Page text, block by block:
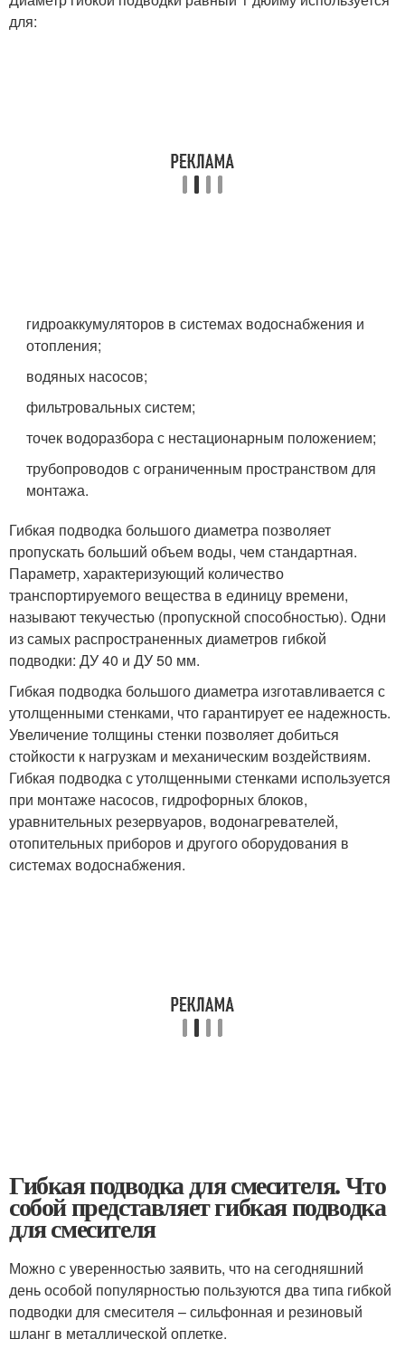
для:
гидроаккумуляторов в системах водоснабжения и
отопления;
водяных насосов;
фильтровальных систем;
точек водоразбора с нестационарным положением;
трубопроводов с ограниченным пространством для
монтажа.
Гибкая подводка большого диаметра позволяет
пропускать больший объем воды, чем стандартная.
Параметр, характеризующий количество
транспортируемого вещества в единицу времени,
называют текучестью (пропускной способностью). Одни
из самых распространенных диаметров гибкой
подводки: ДУ 40 и ДУ 50 мм.
Гибкая подводка большого диаметра изготавливается с
утолщенными стенками, что гарантирует ее надежность.
Увеличение толщины стенки позволяет добиться
стойкости к нагрузкам и механическим воздействиям.
Гибкая подводка с утолщенными стенками используется
при монтаже насосов, гидрофорных блоков,
уравнительных резервуаров, водонагревателей,
отопительных приборов и другого оборудования в
системах водоснабжения.
Гибкая подводка для смесителя. Что
собой представляет гибкая подводка
для смесителя
Можно с уверенностью заявить, что на сегодняшний
день особой популярностью пользуются два типа гибкой
подводки для смесителя – сильфонная и резиновый
шланг в металлической оплетке.